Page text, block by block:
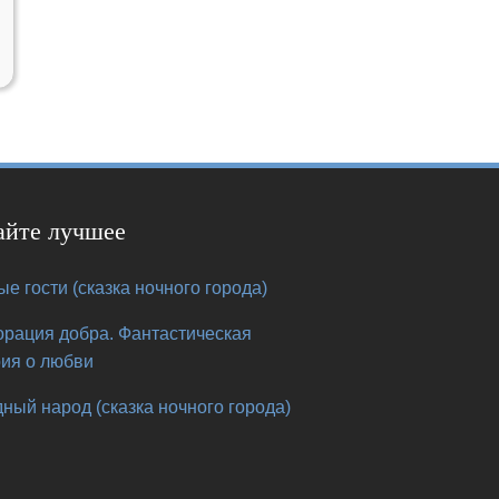
лучшее
гости (сказка ночного города)
добра. Фантастическая
о любви
народ (сказка ночного города)